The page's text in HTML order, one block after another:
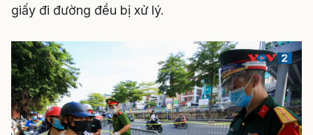
giấy đi đường đều bị xử lý.